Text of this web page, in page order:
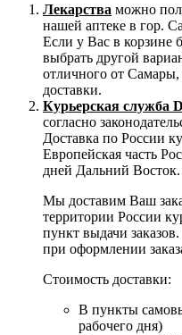
Лекарства можно
нашей аптеке в гор.
Если у Вас в корзине
выбрать другой
отличного от Самары,
доставки.
Курьерская служба
согласно
Доставка по России
Европейская часть
дней Дальний Восток.
Мы доставим Ваш
территории России
пункт выдачи
при оформлении
Стоимость доставки:
В пункты
рабочего дня)